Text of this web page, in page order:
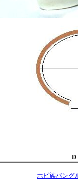
D
ホピ族バング